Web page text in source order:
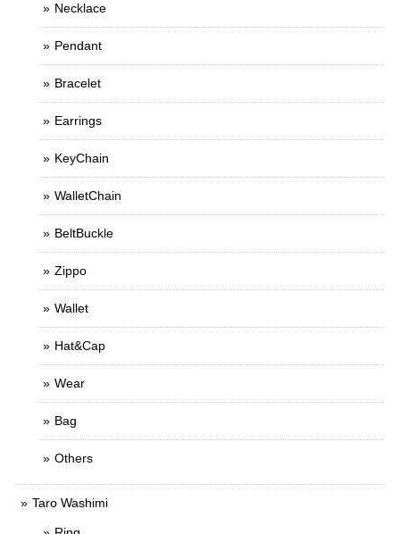
Necklace
Pendant
Bracelet
Earrings
KeyChain
WalletChain
BeltBuckle
Zippo
Wallet
Hat&Cap
Wear
Bag
Others
Taro Washimi